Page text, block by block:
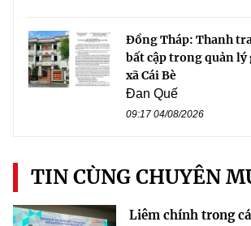
Đồng Tháp: Thanh
bất cập trong quản
xã Cái Bè
Đan Quế
09:17 04/08/2026
TIN CÙNG CHUYÊN
Liêm chính trong